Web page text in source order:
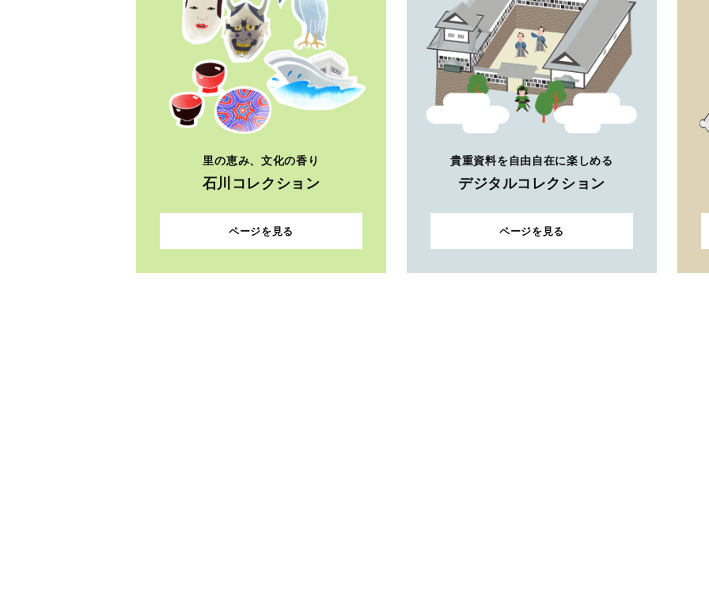
里の恵み、文化の香り
石川コレクション
ページを見る
貴重資料を自由自在に楽しめる
デジタルコレクション
ページを見る